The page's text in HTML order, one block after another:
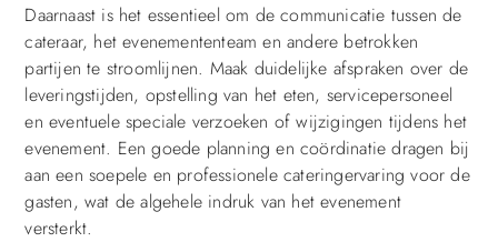
Daarnaast is het essentieel om de communicatie tussen de
cateraar, het evenemententeam en andere betrokken
partijen te stroomlijnen. Maak duidelijke afspraken over de
leveringstijden, opstelling van het eten, servicepersoneel
en eventuele speciale verzoeken of wijzigingen tijdens het
evenement. Een goede planning en coördinatie dragen bij
aan een soepele en professionele cateringervaring voor de
gasten, wat de algehele indruk van het evenement
versterkt.